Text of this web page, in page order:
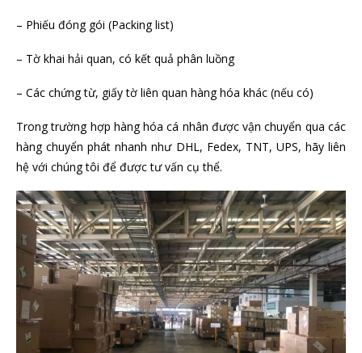
– Phiếu đóng gói (Packing list)
– Tờ khai hải quan, có kết quả phân luồng
– Các chứng từ, giấy tờ liên quan hàng hóa khác (nếu có)
Trong trường hợp hàng hóa cá nhân được vận chuyển qua các
hàng chuyển phát nhanh như DHL, Fedex, TNT, UPS, hãy liên
hệ với chúng tôi để được tư vấn cụ thể.